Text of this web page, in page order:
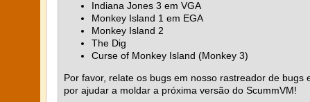
Indiana Jones 3 em VGA
Monkey Island 1 em EGA
Monkey Island 2
The Dig
Curse of Monkey Island (Monkey 3)
Por favor, relate os bugs em nosso rastreador de
por ajudar a moldar a próxima versão do ScummVM!